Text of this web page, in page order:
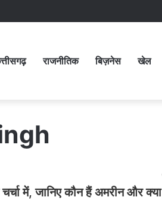
राजनीतिक बिज़नेस खेल
चर्चा में, जानिए कौन हैं अमरीन और क्या